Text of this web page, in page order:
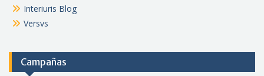
Interiuris Blog
Versvs
Campañas